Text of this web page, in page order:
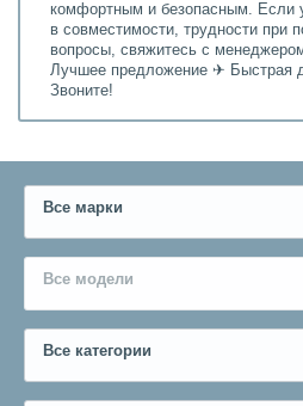
комфортным и безопасным. Если
в совместимости, трудности при
вопросы, свяжитесь с
Лучшее предложение ✈ Быстрая
Звоните!
Все марки
Все модели
Все категории